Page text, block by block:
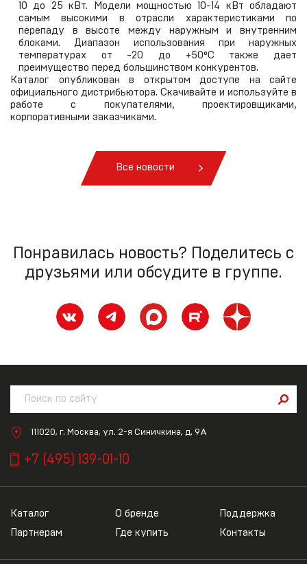
10 до 25 кВт. Модели мощностью 10-14 кВт обладают
самым высокими в отрасли характеристиками по
перепаду в высоте между наружным и внутренним
блоками. Диапазон использования при наружных
температурах от -20 до +50°С также дает
преимущество перед большинством конкурентов.
Каталог опубликован в открытом доступе на сайте
официального дистрибьютора. Скачивайте и используйте в
работе с покупателями, проектировщиками,
корпоративными заказчиками.
Все новости
Понравилась новость? Поделитесь с
друзьями или обсудите в группе.
111020, г. Москва, ул. 2-я Синичкина, д. 9А
+7 (495) 139-01-10
Каталог О бренде
Поддержка
Партнерам
Где купить Контакты